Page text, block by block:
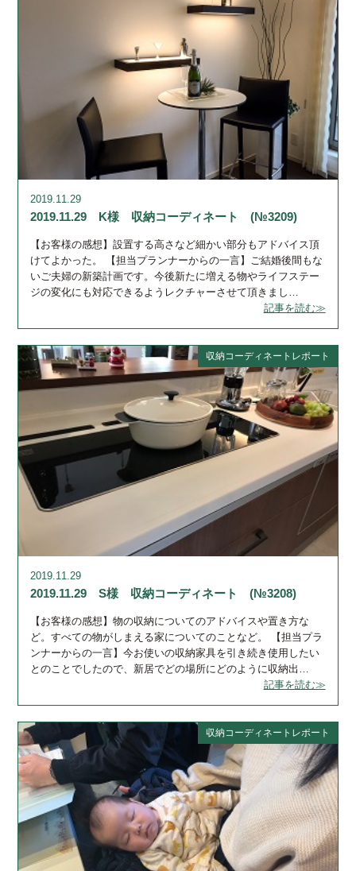
2019.11.29
2019.11.29 K様 収納コーディネート (№3209)
【お客様の感想】設置する高さなど細かい部分もアドバイス頂
けてよかった。 【担当プランナーからの一言】ご結婚後間もな
いご夫婦の新築計画です。今後新たに増える物やライフステー
ジの変化にも対応できるようレクチャーさせて頂きまし…
記事を読む≫
収納コーディネートレポート
2019.11.29
2019.11.29 S様 収納コーディネート (№3208)
【お客様の感想】物の収納についてのアドバイスや置き方な
ど。すべての物がしまえる家についてのことなど。 【担当プラ
ンナーからの一言】今お使いの収納家具を引き続き使用したい
とのことでしたので、新居でどの場所にどのように収納出…
記事を読む≫
収納コーディネートレポート